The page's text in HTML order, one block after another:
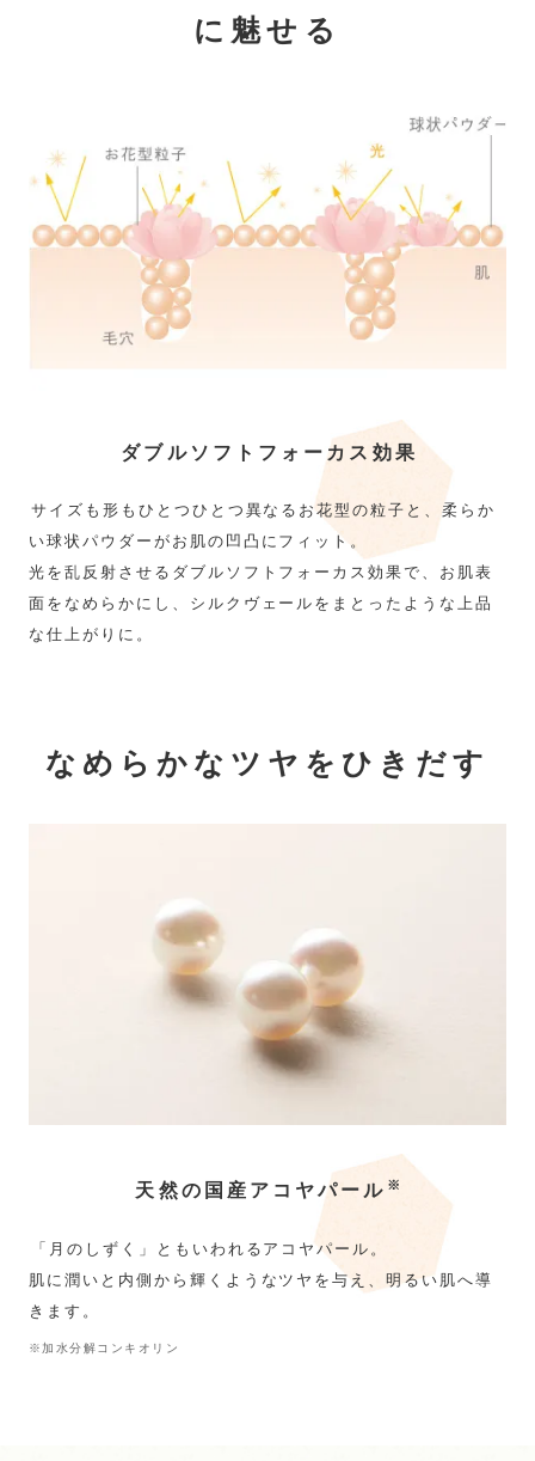
に魅せる
ダブルソフトフォーカス効果
サイズも形もひとつひとつ異なるお花型の粒子と、柔らか
い球状パウダーがお肌の凹凸にフィット。
光を乱反射させるダブルソフトフォーカス効果で、お肌表
面をなめらかにし、シルクヴェールをまとったような上品
な仕上がりに。
なめらかなツヤをひきだす
天然の国産アコヤパール ※
「月のしずく」ともいわれるアコヤパール。
肌に潤いと内側から輝くようなツヤを与え、明るい肌へ導
きます。
※加水分解コンキオリン